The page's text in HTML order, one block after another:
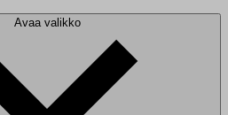
Avaa valikko